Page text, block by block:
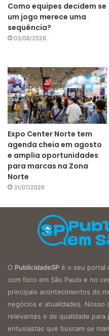
Como equipes decidem se
um jogo merece uma
sequência?
03/08/2026
Expo Center Norte tem
agenda cheia em agosto
e amplia oportunidades
para marcas na Zona
Norte
31/07/2026
O PublicidadeSP é o seu portal
com foco em São Paulo e no
principais acontecimentos do
negócios e atualidades.
relevantes e de qualidade
entusiastas que buscam se